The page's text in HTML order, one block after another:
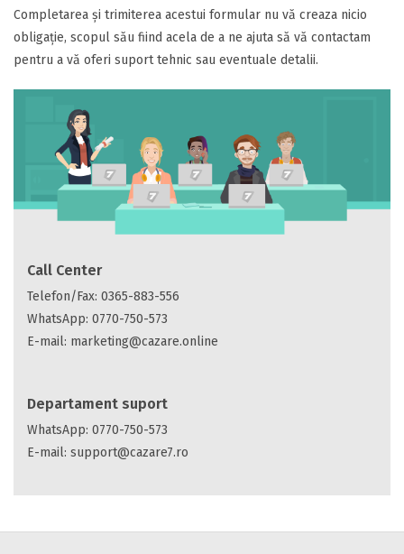
Completarea și trimiterea acestui formular nu vă creaza nicio
obligație, scopul său fiind acela de a ne ajuta să vă contactam
pentru a vă oferi suport tehnic sau eventuale detalii.
Call Center
Telefon/Fax: 0365-883-556
WhatsApp: 0770-750-573
E-mail: marketing@cazare.online
Departament suport
WhatsApp: 0770-750-573
E-mail: support@cazare7.ro